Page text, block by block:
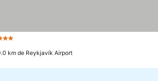
km de Reykjavík Airport